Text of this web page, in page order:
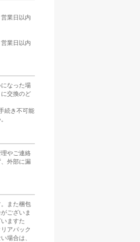
業日以内
業日以内
なった場
交換のど
続き不可能
やご連絡
外部に漏
また梱包
ございま
ますた
アパック
場合は、